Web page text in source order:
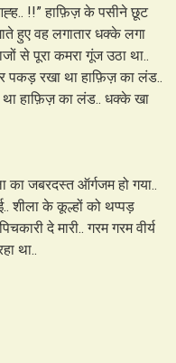
!!” हाफ़िज़ के पसीने छूट
हुए वह लगातार धक्के लगा
से पूरा कमरा गूंज उठा था..
पकड़ रखा था हाफ़िज़ का लंड..
हाफ़िज़ का लंड.. धक्के खा
का जबरदस्त ऑर्गजम हो गया..
शीला के कूल्हों को थप्पड़
दे मारी.. गरम गरम वीर्य
था..